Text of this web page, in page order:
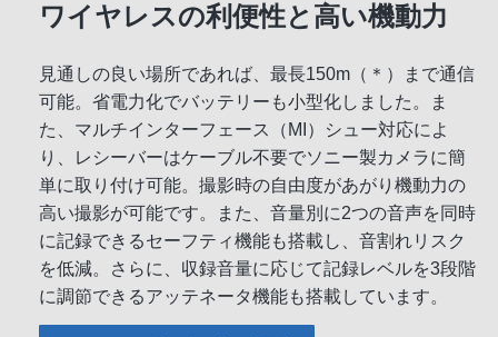
ワイヤレスの利便性と高い機動力
見通しの良い場所であれば、最長150m（＊）まで通信
可能。省電力化でバッテリーも小型化しました。ま
た、マルチインターフェース（MI）シュー対応によ
り、レシーバーはケーブル不要でソニー製カメラに簡
単に取り付け可能。撮影時の自由度があがり機動力の
高い撮影が可能です。また、音量別に2つの音声を同時
に記録できるセーフティ機能も搭載し、音割れリスク
を低減。さらに、収録音量に応じて記録レベルを3段階
に調節できるアッテネータ機能も搭載しています。